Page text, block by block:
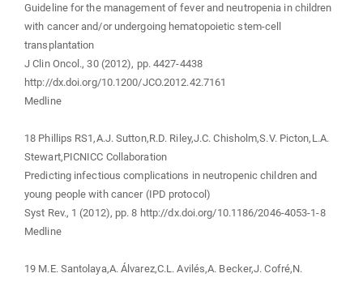
Guideline for the management of fever and neutropenia in children
with cancer and/or undergoing hematopoietic stem-cell
transplantation
J Clin Oncol., 30 (2012), pp. 4427-4438
http://dx.doi.org/10.1200/JCO.2012.42.7161
Medline
18 Phillips RS1,A.J. Sutton,R.D. Riley,J.C. Chisholm,S.V. Picton,L.A.
Stewart,PICNICC Collaboration
Predicting infectious complications in neutropenic children and
young people with cancer (IPD protocol)
Syst Rev., 1 (2012), pp. 8 http://dx.doi.org/10.1186/2046-4053-1-8
Medline
19 M.E. Santolaya,A. Álvarez,C.L. Avilés,A. Becker,J. Cofré,N.